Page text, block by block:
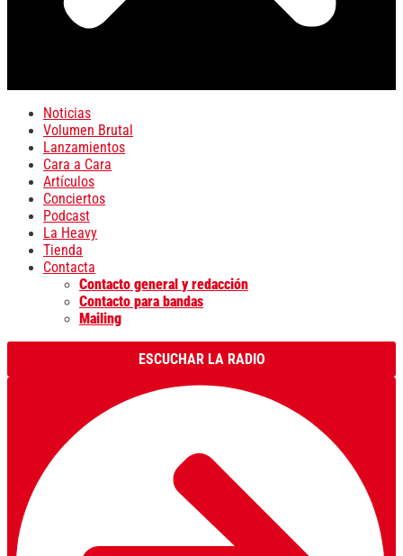
Noticias
Volumen Brutal
Lanzamientos
Cara a Cara
Artículos
Conciertos
Podcast
La Heavy
Tienda
Contacta
Contacto general y redacción
Contacto para bandas
Mailing
ESCUCHAR LA RADIO